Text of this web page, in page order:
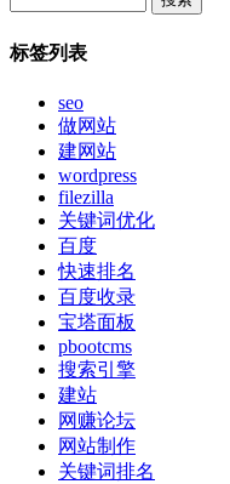
标签列表
seo
做网站
建网站
wordpress
filezilla
关键词优化
百度
快速排名
百度收录
宝塔面板
pbootcms
搜索引擎
建站
网赚论坛
网站制作
关键词排名